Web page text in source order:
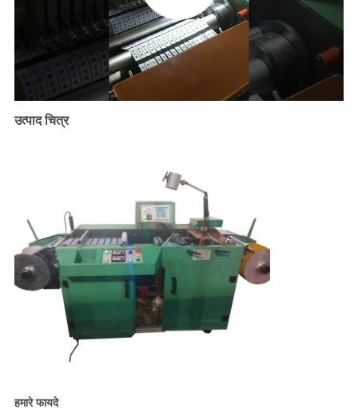
उत्पाद चित्र
हमारे फायदे